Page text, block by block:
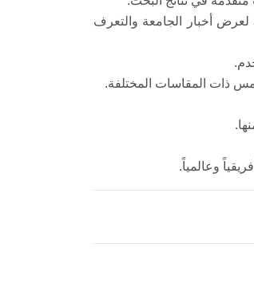
لعرض أخبار الجامعة والتعرف